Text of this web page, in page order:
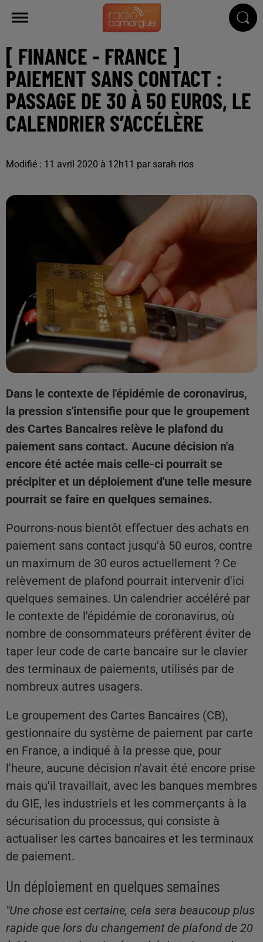
[ FINANCE - FRANCE ]
PAIEMENT SANS CONTACT :
PASSAGE DE 30 À 50 EUROS, LE
CALENDRIER S’ACCÉLÈRE
Modifié : 11 avril 2020 à 12h11 par sarah rios
Dans le contexte de l'épidémie de coronavirus,
la pression s'intensifie pour que le groupement
des Cartes Bancaires relève le plafond du
paiement sans contact. Aucune décision n'a
encore été actée mais celle-ci pourrait se
précipiter et un déploiement d'une telle mesure
pourrait se faire en quelques semaines.
Pourrons-nous bientôt effectuer des achats en
paiement sans contact jusqu'à 50 euros, contre
un maximum de 30 euros actuellement ? Ce
relèvement de plafond pourrait intervenir d'ici
quelques semaines. Un calendrier accéléré par
le contexte de l'épidémie de coronavirus, où
nombre de consommateurs préfèrent éviter de
taper leur code de carte bancaire sur le clavier
des terminaux de paiements, utilisés par de
nombreux autres usagers.
Le groupement des Cartes Bancaires (CB),
gestionnaire du système de paiement par carte
en France, a indiqué à la presse que, pour
l'heure, aucune décision n'avait été encore prise
mais qu'il travaillait, avec les banques membres
du GIE, les industriels et les commerçants à la
sécurisation du processus, qui consiste à
actualiser les cartes bancaires et les terminaux
de paiement.
Un déploiement en quelques semaines
"Une chose est certaine, cela sera beaucoup plus
rapide que lors du changement de plafond de 20